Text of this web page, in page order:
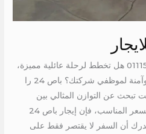
باص 24 را كب للايجار 01115675586 هل تخطط لرحلة عائلية مميزة،
أم تبحث عن وسيلة نقل مريحة وآمنة لموظفي شركتك؟ باص 24 را
01115675586 إذا كنت تبحث عن التوازن المثالي بين
المساحة الواسعة، والرفاهية، والسعر المناسب، فإن إيجار باص 24
أن السفر لا يقتصر فقط على